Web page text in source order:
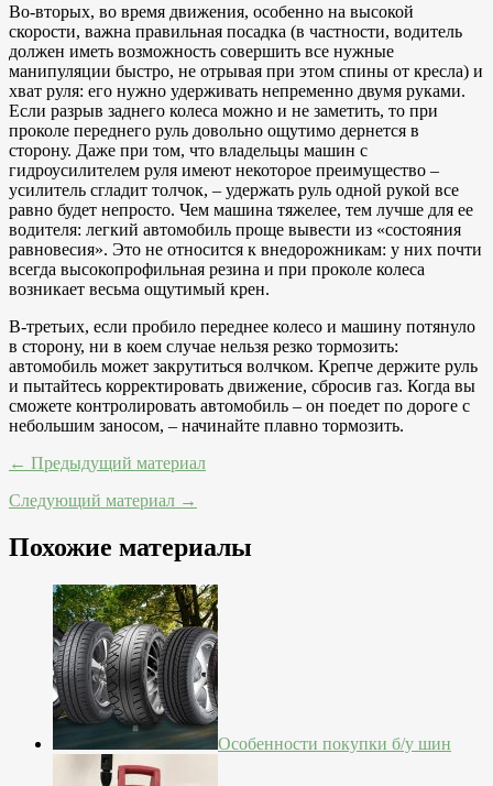
Во-вторых, во время движения, особенно на высокой
скорости, важна правильная посадка (в частности, водитель
должен иметь возможность совершить все нужные
манипуляции быстро, не отрывая при этом спины от кресла) и
хват руля: его нужно удерживать непременно двумя руками.
Если разрыв заднего колеса можно и не заметить, то при
проколе переднего руль довольно ощутимо дернется в
сторону. Даже при том, что владельцы машин с
гидроусилителем руля имеют некоторое преимущество –
усилитель сгладит толчок, – удержать руль одной рукой все
равно будет непросто. Чем машина тяжелее, тем лучше для ее
водителя: легкий автомобиль проще вывести из «состояния
равновесия». Это не относится к внедорожникам: у них почти
всегда высокопрофильная резина и при проколе колеса
возникает весьма ощутимый крен.
В-третьих, если пробило переднее колесо и машину потянуло
в сторону, ни в коем случае нельзя резко тормозить:
автомобиль может закрутиться волчком. Крепче держите руль
и пытайтесь корректировать движение, сбросив газ. Когда вы
сможете контролировать автомобиль – он поедет по дороге с
небольшим заносом, – начинайте плавно тормозить.
← Предыдущий материал
Следующий материал →
Похожие материалы
Особенности покупки б/у шин